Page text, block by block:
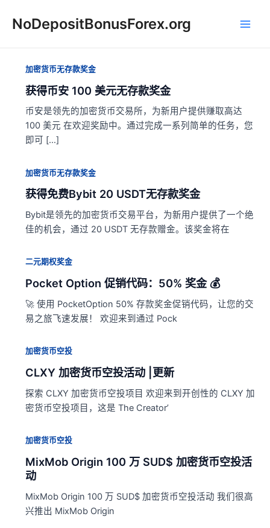
NoDepositBonusForex.org
加密货币无存款奖金
获得币安 100 美元无存款奖金
币安是领先的加密货币交易所，为新用户提供赚取高达
100 美元 在欢迎奖励中。通过完成一系列简单的任务，您
即可 […]
加密货币无存款奖金
获得免费Bybit 20 USDT无存款奖金
Bybit是领先的加密货币交易平台，为新用户提供了一个绝
佳的机会，通过 20 USDT 无存款赠金。该奖金将在
二元期权奖金
Pocket Option 促销代码：50% 奖金 💰
🚀 使用 PocketOption 50% 存款奖金促销代码，让您的交
易之旅飞速发展！ 欢迎来到通过 Pock
加密货币空投
CLXY 加密货币空投活动 |更新
探索 CLXY 加密货币空投项目 欢迎来到开创性的 CLXY 加
密货币空投项目，这是 The Creator’
加密货币空投
MixMob Origin 100 万 SUD$ 加密货币空投活
动
MixMob Origin 100 万 SUD$ 加密货币空投活动 我们很高
兴推出 MixMob Origin